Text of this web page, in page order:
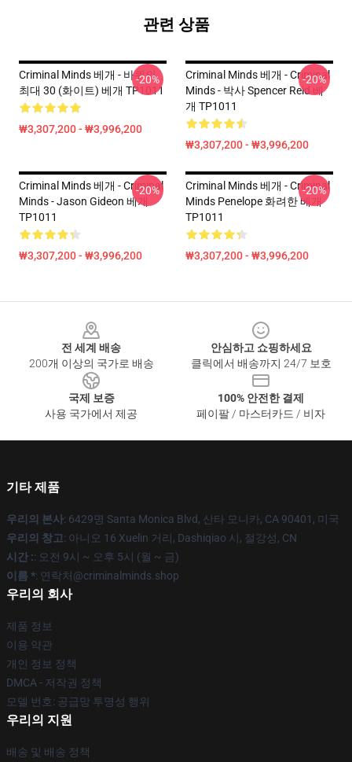
관련 상품
Criminal Minds 베개 - 바퀴의
최대 30 (화이트) 베개 TP1011
₩3,307,200 - ₩3,996,200
-20%
Criminal Minds 베개 - Criminal
Minds - 박사 Spencer Reid 베
개 TP1011
₩3,307,200 - ₩3,996,200
-20%
Criminal Minds 베개 - Criminal
Minds - Jason Gideon 베개
TP1011
₩3,307,200 - ₩3,996,200
-20%
Criminal Minds 베개 - Criminal
Minds Penelope 화려한 베개
TP1011
₩3,307,200 - ₩3,996,200
-20%
전 세계 배송
200개 이상의 국가로 배송
안심하고 쇼핑하세요
클릭에서 배송까지 24/7 보호
국제 보증
사용 국가에서 제공
100% 안전한 결제
페이팔 / 마스터카드 / 비자
기타 제품
우리의 본사: 6429명 Santa Monica Blvd, 산타 모니카, CA 90401, 미국
우리의 창고: 아니오 16 Xuelin 거리, Dashiqiao 시, 절강성, CN
시간 :: 오전 9시 ~ 오후 5시 (월 ~ 금)
이름 *: 연락처@criminalminds.shop
우리의 회사
제품 정보
이용 약관
개인 정보 정책
DMCA - 저작권 정책
모델 번호: 공급망 투명성 행위
우리의 지원
배송 및 배송 정책